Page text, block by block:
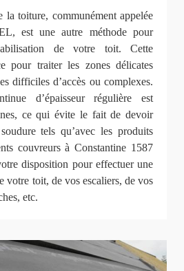
la toiture, communément appelée
est une autre méthode pour
de votre toit. Cette
pour traiter les zones délicates
difficiles d’accès ou complexes.
d’épaisseur régulière est
ce qui évite le fait de devoir
tels qu’avec les produits
couvreurs à Constantine 1587
disposition pour effectuer une
votre toit, de vos escaliers, de vos
etc.